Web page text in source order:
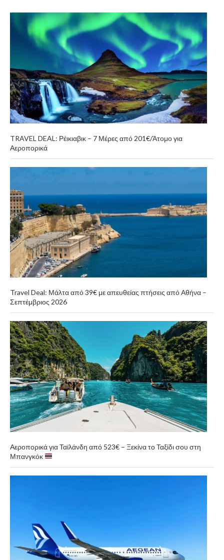
TRAVEL DEAL: Ρέικιαβικ – 7 Μέρες από 201€/Άτομο για
Αεροπορικά
Travel Deal: Μάλτα από 39€ με απευθείας πτήσεις από Αθήνα –
Σεπτέμβριος 2026
Αεροπορικά για Ταϊλάνδη από 523€ – Ξεκίνα το Ταξίδι σου στη
Μπανγκόκ